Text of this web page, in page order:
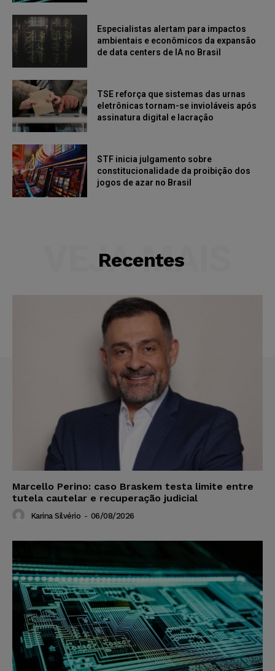
Especialistas alertam para impactos
ambientais e econômicos da expansão
de data centers de IA no Brasil
TSE reforça que sistemas das urnas
eletrônicas tornam-se invioláveis após
assinatura digital e lacração
STF inicia julgamento sobre
constitucionalidade da proibição dos
jogos de azar no Brasil
Recentes
VEJA MAIS
Marcello Perino: caso Braskem testa limite entre
tutela cautelar e recuperação judicial
Karina Silvério - 06/08/2026